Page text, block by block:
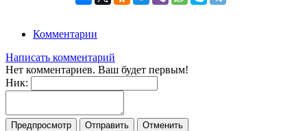
Комментарии
Написать комментарий
Нет комментариев. Ваш будет первым!
Ник: